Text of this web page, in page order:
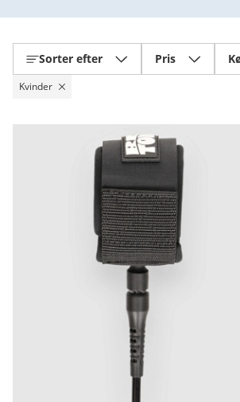
Sorter efter Pris
Kvinder